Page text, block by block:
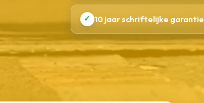
✓ 10 jaar schriftelijke garantie